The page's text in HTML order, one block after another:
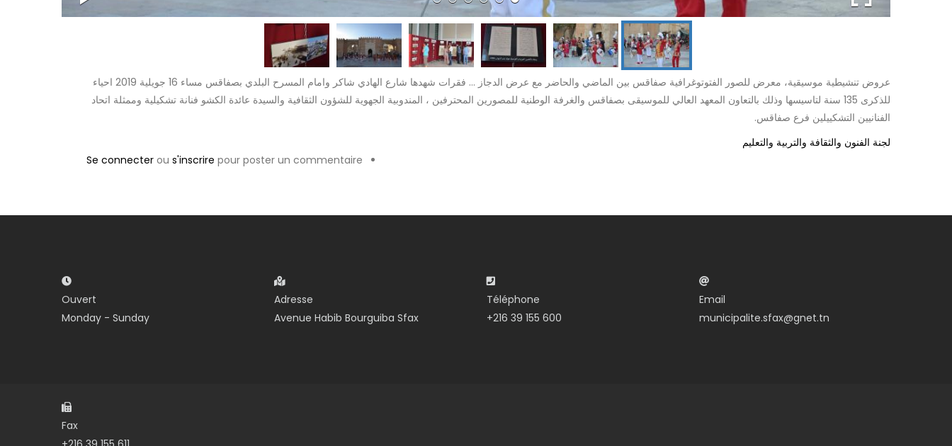
عروض تنشيطية موسيقية، معرض للصور الفتوتوغرافية صفاقس بين الماضي والحاضر مع عرض الدجاز ... فقرات شهدها شارع الهادي شاكر وامام المسرح البلدي بصفاقس مساء 16 جويلية 2019 احياء
للذكرى 135 سنة لتاسيسها وذلك بالتعاون المعهد العالي للموسيقى بصفاقس والغرفة الوطنية للمصورين المحترفين ، المندوبية الجهوية للشؤون الثقافية والسيدة عائدة الكشو فنانة تشكيلية وممثلة اتحاد
الفنانيين التشكييلين فرع صفاقس.
لجنة الفنون والثقافة والتربية والتعليم
Se connecter ou s'inscrire pour poster un commentaire
Ouvert
Monday - Sunday
Adresse
Avenue Habib Bourguiba Sfax
Téléphone
+216 39 155 600
Email
municipalite.sfax@gnet.tn
Fax